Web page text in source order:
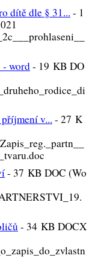
dítě dle § 31... - 1
- word- 19 KB DO
v... - 27 K
- 37 KB DOC (Wo
- 34 KB DOCX